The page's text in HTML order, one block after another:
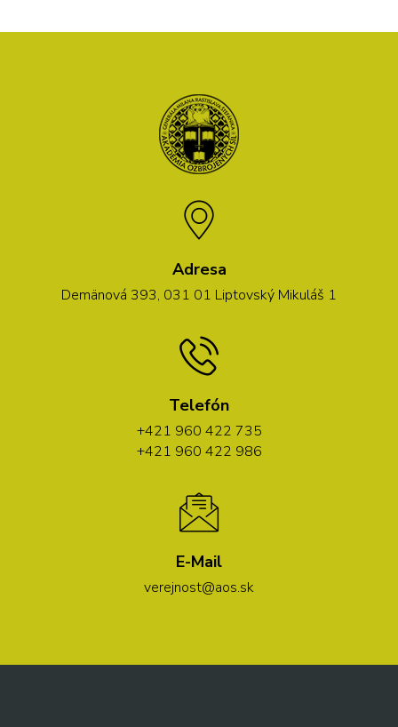
Adresa
Demänová 393, 031 01 Liptovský Mikuláš 1
Telefón
+421 960 422 735
+421 960 422 986
E-Mail
verejnost@aos.sk